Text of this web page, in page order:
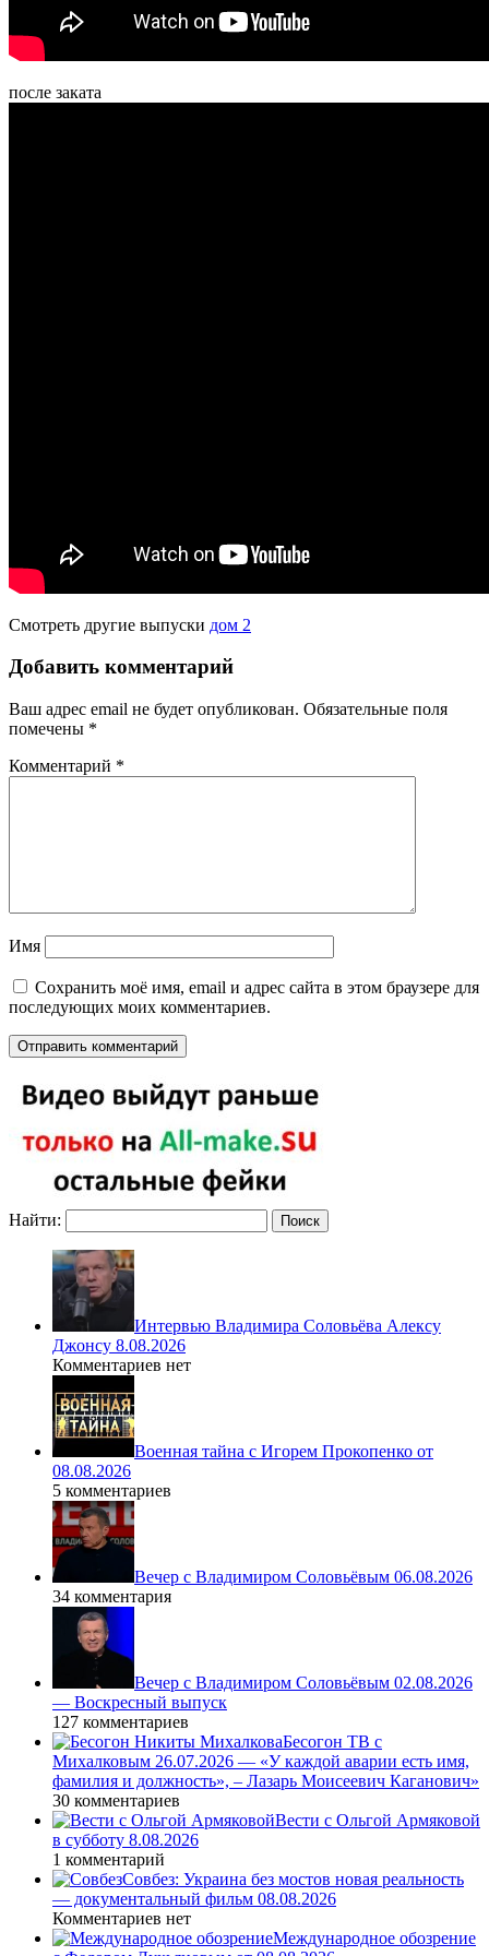
после заката
Смотреть другие выпуски дом 2
Добавить комментарий
Ваш адрес email не будет опубликован. Обязательные поля
помечены *
Комментарий *
Имя
Сохранить моё имя, email и адрес сайта в этом браузере для
последующих моих комментариев.
Найти:
Интервью Владимира Соловьёва Алексу
Джонсу 8.08.2026
Комментариев нет
Военная тайна с Игорем Прокопенко от
08.08.2026
5 комментариев
Вечер с Владимиром Соловьёвым 06.08.2026
34 комментария
Вечер с Владимиром Соловьёвым 02.08.2026
— Воскресный выпуск
127 комментариев
Бесогон ТВ с
Михалковым 26.07.2026 — «У каждой аварии есть имя,
фамилия и должность», – Лазарь Моисеевич Каганович»
30 комментариев
Вести с Ольгой Армяковой
в субботу 8.08.2026
1 комментарий
Совбез: Украина без мостов новая реальность
— документальный фильм 08.08.2026
Комментариев нет
Международное обозрение